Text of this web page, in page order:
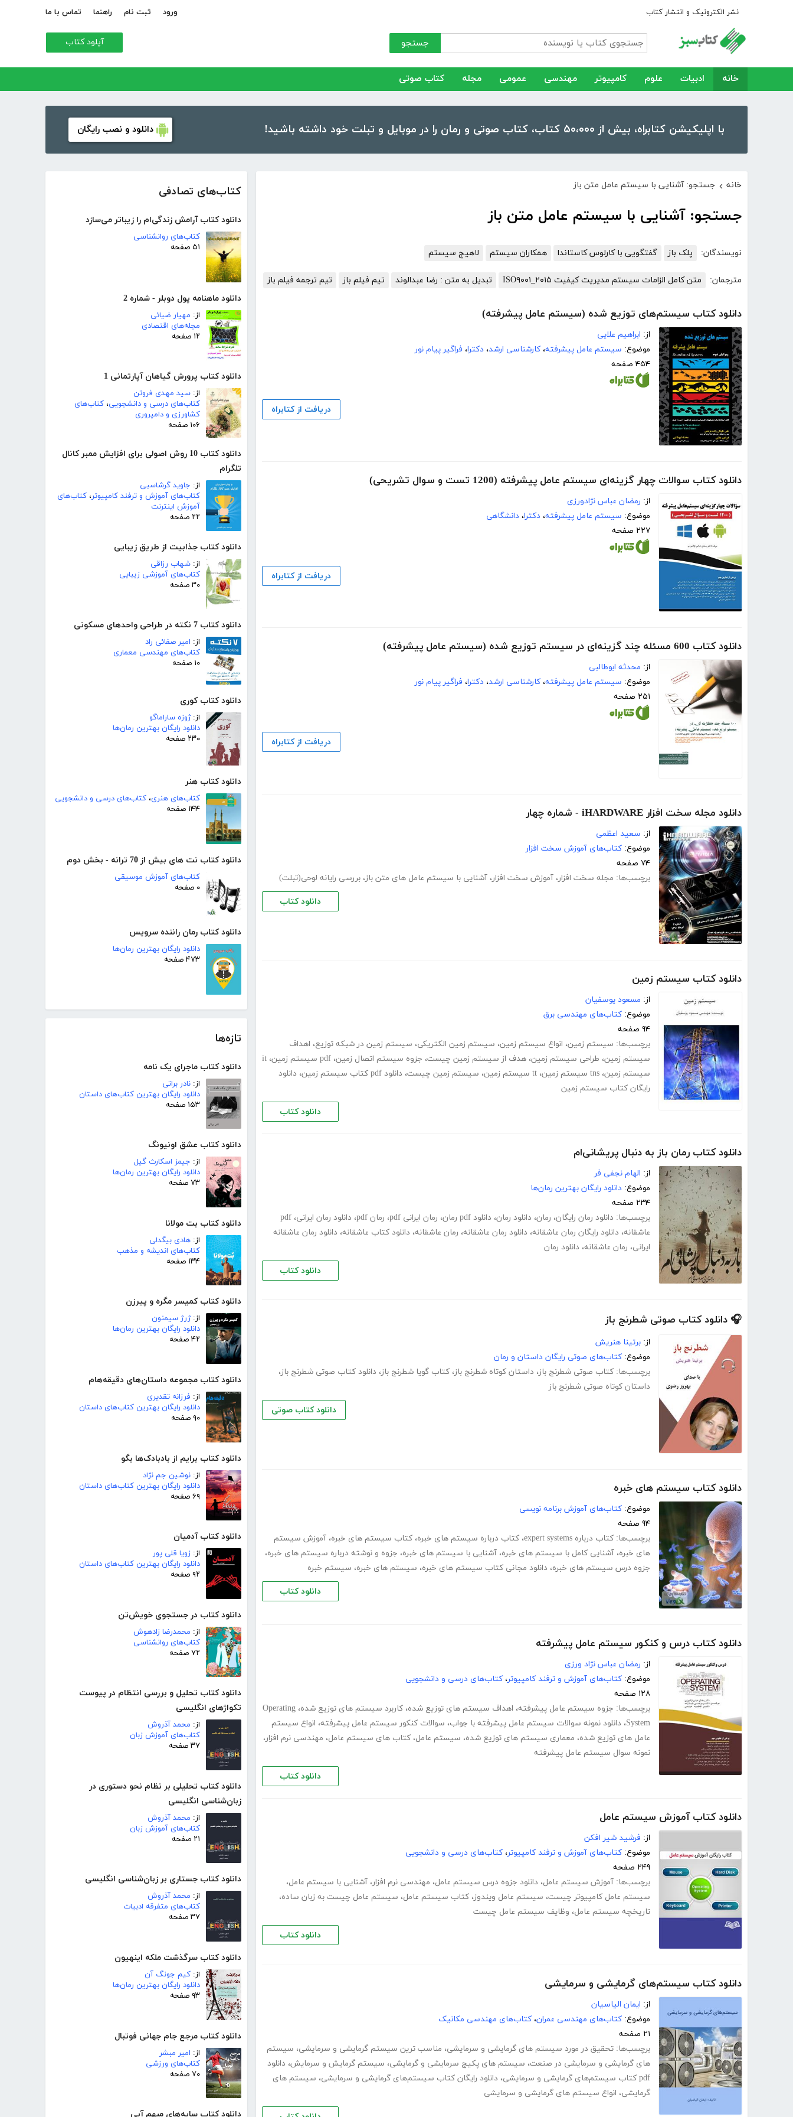
نشر الکترونیک و انتشار کتاب ورود ثبت نام راهنما تماس با ما
جستجو آپلود کتاب
خانه ادبیات علوم کامپیوتر مهندسی عمومی مجله کتاب صوتی
با اپلیکیشن کتابراه، بیش از ۵۰،۰۰۰ کتاب، کتاب صوتی و رمان را در موبایل و تبلت خود داشته باشید! دانلود و نصب رایگان
کتاب‌های تصادفی
دانلود کتاب آرامش زندگی‌ام را زیباتر می‌سازد
کتاب‌های روانشناسی
۵۱ صفحه
دانلود ماهنامه پول دوبلر - شماره 2
از: مهیار ضیائی
مجله‌های اقتصادی
۱۲ صفحه
دانلود کتاب پرورش گیاهان آپارتمانی 1
از: سید مهدی فروتن
کتاب‌های درسی و دانشجویی، کتاب‌های
کشاورزی و دامپروری
۱۰۶ صفحه
دانلود کتاب 10 روش اصولی برای افزایش ممبر کانال
تلگرام‎
از: جاوید گرشاسبی
کتاب‌های آموزش و ترفند کامپیوتر، کتاب‌های
آموزش اینترنت
۲۲ صفحه
دانلود کتاب جذابیت از طریق زیبایی
از: شهاب رزاقی
کتاب‌های آموزشی زیبایی
۳۰ صفحه
دانلود کتاب 7 نکته در طراحی واحدهای مسکونی
از: امیر صفائی راد
کتاب‌های مهندسی معماری
۱۰ صفحه
دانلود کتاب کوری
از:ژوزه ساراماگو
دانلود رایگان بهترین رمان‌ها
۲۳۰ صفحه
دانلود کتاب هنر
کتاب‌های هنری، کتاب‌های درسی و دانشجویی
۱۴۴ صفحه
دانلود کتاب نت های بیش از 70 ترانه - بخش دوم
کتاب‌های آموزش موسیقی
۰ صفحه
دانلود کتاب رمان راننده سرویس
دانلود رایگان بهترین رمان‌ها
۴۷۳ صفحه
تازه‌ها
دانلود کتاب ماجرای یک نامه
از: نادر براتی
دانلود رایگان بهترین کتاب‌های داستان
۱۵۳ صفحه
دانلود کتاب عشق اونیونگ
از: جیمز اسکارث گیل
دانلود رایگان بهترین رمان‌ها
۷۳ صفحه
دانلود کتاب بت مولانا
از: هادی بیگدلی
کتاب‌های اندیشه و مذهب
۱۳۴ صفحه
دانلود کتاب کمیسر مگره و پیرزن
از:ژرژ سیمنون
دانلود رایگان بهترین رمان‌ها
۴۲ صفحه
دانلود کتاب مجموعه داستان‌های دقیقه‌هام
از: فرزانه تقدیری
دانلود رایگان بهترین کتاب‌های داستان
۹۰ صفحه
دانلود کتاب برایم از بادبادک‌ها بگو
از: نوشین جم نژاد
دانلود رایگان بهترین کتاب‌های داستان
۶۹ صفحه
دانلود کتاب آدمیان
از: زویا قلی پور
دانلود رایگان بهترین کتاب‌های داستان
۹۲ صفحه
دانلود کتاب در جستجوی خویش‌تن
از: محمدرضا زادهوش
کتاب‌های روانشناسی
۷۲ صفحه
دانلود کتاب تحلیل و بررسی انتظام در پیوست
تکواژهای انگلیسی
از: محمد آذروش
کتاب‌های آموزش زبان
۳۷ صفحه
دانلود کتاب تحلیلی بر نظام نحو دستوری در
زبان‌شناسی انگلیسی
از: محمد آذروش
کتاب‌های آموزش زبان
۲۱ صفحه
دانلود کتاب جستاری بر زبان‌شناسی انگلیسی
از: محمد آذروش
کتاب‌های متفرقه ادبیات
۳۷ صفحه
دانلود کتاب سرگذشت ملکه اینهیون
از: کیم جونگ آن
دانلود رایگان بهترین رمان‌ها
۹۳ صفحه
دانلود کتاب مرجع جام جهانی فوتبال
از: امیر مبشر
کتاب‌های ورزشی
۷۰ صفحه
دانلود کتاب سایه‌های مبهم آبی
خانه › جستجو: آشنایی با سیستم عامل متن باز
جستجو: آشنایی با سیستم عامل متن باز
نویسندگان: پلک باز گفتگویی با کارلوس کاستاندا همکاران سیستم لاهیج سیستم
مترجمان: متن کامل الزامات سیستم مدیریت کیفیت ISO۹۰۰۱_۲۰۱۵ تبدیل به متن : رضا عبدالوند تیم فیلم باز تیم ترجمه فیلم باز
دانلود کتاب سیستم‌های توزیع شده (سیستم عامل پیشرفته)
از: ابراهیم علایی
موضوع: سیستم عامل پیشرفته، کارشناسی ارشد، دکترا، فراگیر پیام نور
۴۵۴ صفحه
دریافت از کتابراه
دانلود کتاب سوالات چهار گزینه‌ای سیستم عامل پیشرفته (1200 تست و سوال تشریحی)
از: رمضان عباس نژادورزی
موضوع: سیستم عامل پیشرفته، دکترا، دانشگاهی
۲۲۷ صفحه
دریافت از کتابراه
دانلود کتاب 600 مسئله چند گزینه‌ای در سیستم توزیع شده (سیستم عامل پیشرفته)
از: محدثه ابوطالبی
موضوع: سیستم عامل پیشرفته، کارشناسی ارشد، دکترا، فراگیر پیام نور
۲۵۱ صفحه
دریافت از کتابراه
دانلود مجله سخت افزار iHARDWARE - شماره چهار
از: سعید اعظمی
موضوع: کتاب‌های آموزش سخت افزار
۷۴ صفحه
برچسب‌ها: مجله سخت افزار، آموزش سخت افزار، آشنایی با سیستم عامل های متن باز، بررسی رایانه لوحی(تبلت)
دانلود کتاب
دانلود کتاب سیستم زمین
از: مسعود یوسفیان
موضوع: کتاب‌های مهندسی برق
۹۴ صفحه
برچسب‌ها: سیستم زمین، انواع سیستم زمین، سیستم زمین الکتریکی، سیستم زمین در شبکه توزیع، اهداف
سیستم زمین، طراحی سیستم زمین، هدف از سیستم زمین چیست، جزوه سیستم اتصال زمین، pdf سیستم زمین ، it
سیستم زمین، tns سیستم زمین ، tt سیستم زمین ، سیستم زمین چیست، دانلود pdf کتاب سیستم زمین ، دانلود
رایگان کتاب سیستم زمین
دانلود کتاب
دانلود کتاب رمان باز به دنبال پریشانی‌ام
از: الهام نجفی فر
موضوع: دانلود رایگان بهترین رمان‌ها
۲۳۴ صفحه
برچسب‌ها: دانلود رمان رایگان، رمان، دانلود رمان، دانلود pdf رمان ، رمان ایرانی pdf ، رمان pdf ، دانلود رمان ایرانی، pdf
عاشقانه، دانلود رایگان رمان عاشقانه، دانلود رمان عاشقانه، رمان عاشقانه، دانلود کتاب عاشقانه، دانلود رمان عاشقانه
ایرانی، رمان عاشقانه، دانلود رمان
دانلود کتاب
🎧 دانلود کتاب صوتی شطرنج باز
از: برتینا هنریش
موضوع: کتاب‌های صوتی رایگان داستان و رمان
برچسب‌ها: کتاب صوتی شطرنج باز، داستان کوتاه شطرنج باز، کتاب گویا شطرنج باز، دانلود کتاب صوتی شطرنج باز،
داستان کوتاه صوتی شطرنج باز
دانلود کتاب صوتی
دانلود کتاب سیستم های خبره
موضوع: کتاب‌های آموزش برنامه نویسی
۹۴ صفحه
برچسب‌ها: کتاب درباره expert systems ، کتاب درباره سیستم های خبره، کتاب سیستم های خبره، آموزش سیستم
های خبره، آشنایی کامل با سیستم های خبره، آشنایی با سیستم های خبره، جزوه و نوشته درباره سیستم های خبره،
جزوه درس سیستم های خبره، دانلود مجانی کتاب سیستم های خبره، سیستم های خبره، سیستم خبره
دانلود کتاب
دانلود کتاب درس و کنکور سیستم عامل پیشرفته
از: رمضان عباس نژاد ورزی
موضوع: کتاب‌های آموزش و ترفند کامپیوتر، کتاب‌های درسی و دانشجویی
۱۲۸ صفحه
برچسب‌ها: جزوه سیستم عامل پیشرفته، اهداف سیستم های توزیع شده، کاربرد سیستم های توزیع شده، Operating
System، دانلود نمونه سوالات سیستم عامل پیشرفته با جواب، سوالات کنکور سیستم عامل پیشرفته، انواع سیستم
عامل های توزیع شده، معماری سیستم های توزیع شده، سیستم عامل، کتاب های سیستم عامل، مهندسی نرم افزار،
نمونه سوال سیستم عامل پیشرفته
دانلود کتاب
دانلود کتاب آموزش سیستم عامل
از: فرشید شیر افکن
موضوع: کتاب‌های آموزش و ترفند کامپیوتر، کتاب‌های درسی و دانشجویی
۲۴۹ صفحه
برچسب‌ها: آموزش سیستم عامل، دانلود جزوه درس سیستم عامل، مهندسی نرم افزار، آشنایی با سیستم عامل،
سیستم عامل کامپیوتر چیست، سیستم عامل ویندوز، کتاب سیستم عامل، سیستم عامل چیست به زبان ساده،
تاریخچه سیستم عامل، وظایف سیستم عامل چیست
دانلود کتاب
دانلود کتاب سیستم‌های گرمایشی و سرمایشی
از: ایمان الیاسیان
موضوع: کتاب‌های مهندسی عمران، کتاب‌های مهندسی مکانیک
۲۱ صفحه
برچسب‌ها: تحقیق در مورد سیستم های گرمایشی و سرمایشی، مناسب ترین سیستم گرمایشی و سرمایشی، سیستم
های گرمایشی و سرمایشی در صنعت، سیستم های پکیج سرمایشی و گرمایشی، سیستم گرمایش و سرمایش، دانلود
pdf کتاب سیستم‌های گرمایشی و سرمایشی
، دانلود رایگان کتاب سیستم‌های گرمایشی و سرمایشی، سیستم های
گرمایشی، انواع سیستم های گرمایشی و سرمایشی